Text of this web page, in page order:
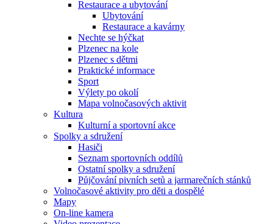
Restaurace a ubytování
Ubytování
Restaurace a kavárny
Nechte se hýčkat
Plzenec na kole
Plzenec s dětmi
Praktické informace
Sport
Výlety po okolí
Mapa volnočasových aktivit
Kultura
Kulturní a sportovní akce
Spolky a sdružení
Hasiči
Seznam sportovních oddílů
Ostatní spolky a sdružení
Půjčování pivních setů a jarmarečních stánků
Volnočasové aktivity pro děti a dospělé
Mapy
On-line kamera